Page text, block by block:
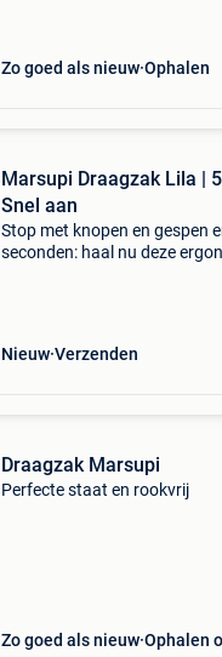
Zo goed als nieuw Ophalen
Marsupi Draagzak Lila |
Snel aan
Stop met knopen en gespen
seconden: haal nu deze
Nieuw Verzenden
Draagzak Marsupi
Perfecte staat en rookvrij
Zo goed als nieuw Ophalen